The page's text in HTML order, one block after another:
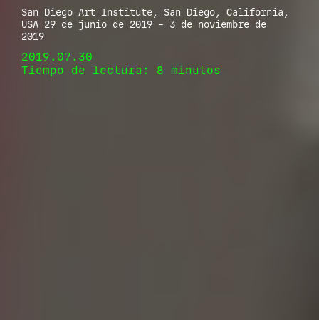
San Diego Art Institute, San Diego, California,
USA 29 de junio de 2019 - 3 de noviembre de
2019
2019.07.30
Tiempo de lectura: 8 minutos